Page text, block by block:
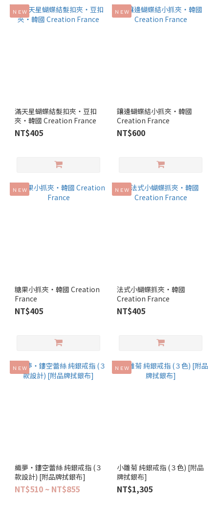
ＮＥＷ
滿天星蝴蝶結髮扣夾‧豆扣
夾‧韓國 Creation France
NT$405
ＮＥＷ
鑲邊蝴蝶結小抓夾‧韓國
Creation France
NT$600
ＮＥＷ
糖果小抓夾‧韓國 Creation
France
NT$405
ＮＥＷ
法式小蝴蝶抓夾‧韓國
Creation France
NT$405
ＮＥＷ
織夢‧鏤空蕾絲 純銀戒指 (３
款設計) [附品牌拭銀布]
NT$510 ~ NT$855
ＮＥＷ
小雛菊 純銀戒指 (３色) [附品
牌拭銀布]
NT$1,305